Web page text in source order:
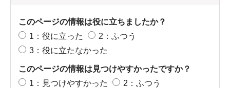
このページの情報は役に立ちましたか？
1：役に立った
2：ふつう
3：役に立たなかった
このページの情報は見つけやすかったですか？
1：見つけやすかった
2：ふつう